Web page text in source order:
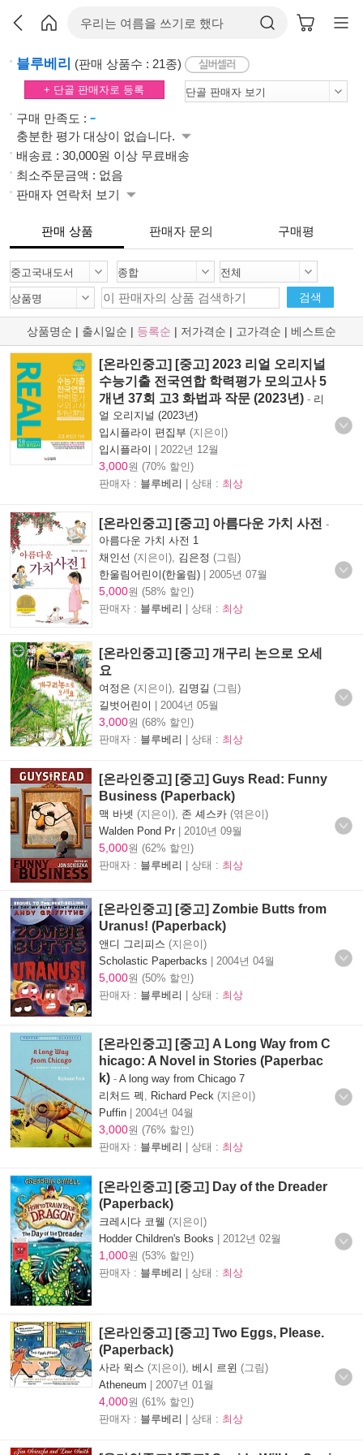
블루베리 (판매 상품수 : 21종)
+ 단골 판매자로 등록
구매 만족도 : -
충분한 평가 대상이 없습니다.
배송료 : 30,000원 이상 무료배송
최소주문금액 : 없음
판매자 연락처 보기
판매 상품 판매자 문의 구매평
검색
상품명순 | 출시일순 | 등록순 | 저가격순 | 고가격순 | 베스트순
[온라인중고] [중고] 2023 리얼 오리지널
수능기출 전국연합 학력평가 모의고사 5
개년 37회 고3 화법과 작문 (2023년) - 리
얼 오리지널 (2023년)
입시플라이 편집부 (지은이)
입시플라이 | 2022년 12월
3,000원 (70% 할인)
판매자 : 블루베리 | 상태 : 최상
[온라인중고] [중고] 아름다운 가치 사전 -
아름다운 가치 사전 1
채인선 (지은이), 김은정 (그림)
한울림어린이(한울림) | 2005년 07월
5,000원 (58% 할인)
판매자 : 블루베리 | 상태 : 최상
[온라인중고] [중고] 개구리 논으로 오세
요
여정은 (지은이), 김명길 (그림)
길벗어린이 | 2004년 05월
3,000원 (68% 할인)
판매자 : 블루베리 | 상태 : 최상
[온라인중고] [중고] Guys Read: Funny
Business (Paperback)
맥 바넷 (지은이), 존 셰스카 (엮은이)
Walden Pond Pr | 2010년 09월
5,000원 (62% 할인)
판매자 : 블루베리 | 상태 : 최상
[온라인중고] [중고] Zombie Butts from
Uranus! (Paperback)
앤디 그리피스 (지은이)
Scholastic Paperbacks | 2004년 04월
5,000원 (50% 할인)
판매자 : 블루베리 | 상태 : 최상
[온라인중고] [중고] A Long Way from C
hicago: A Novel in Stories (Paperbac
k) - A long way from Chicago 7
리처드 펙
Richard Peck (지은이)
Puffin | 2004년 04월
3,000원 (76% 할인)
판매자 : 블루베리 | 상태 : 최상
[온라인중고] [중고] Day of the Dreader
(Paperback)
크레시다 코웰 (지은이)
Hodder Children's Books | 2012년 02월
1,000원 (53% 할인)
판매자 : 블루베리 | 상태 : 최상
[온라인중고] [중고] Two Eggs, Please.
(Paperback)
사라 윅스 (지은이), 베시 르윈 (그림)
Atheneum | 2007년 01월
4,000원 (61% 할인)
판매자 : 블루베리 | 상태 : 최상